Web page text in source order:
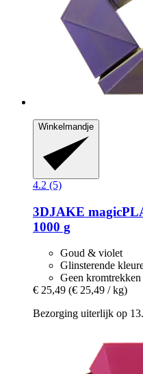
Winkelmandje
4.2 (5)
3DJAKE
1000 g
Goud & violet
Glinsterende
Geen kromtrekken
€ 25,49 (€ 25,49 / kg)
Bezorging uiterlijk op